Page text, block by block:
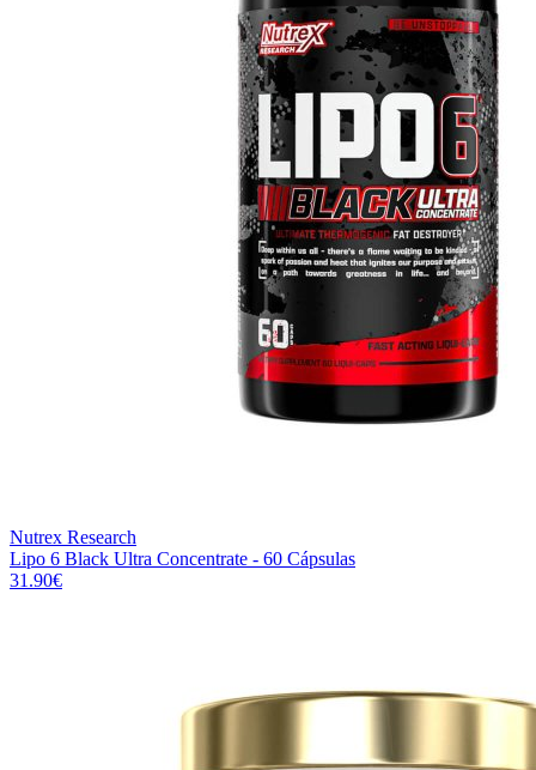
Nutrex Research
Lipo 6 Black Ultra Concentrate - 60 Cápsulas
31.90€